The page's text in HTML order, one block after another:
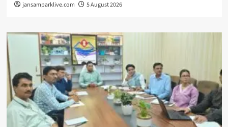
jansamparklive.com 5 August 2026